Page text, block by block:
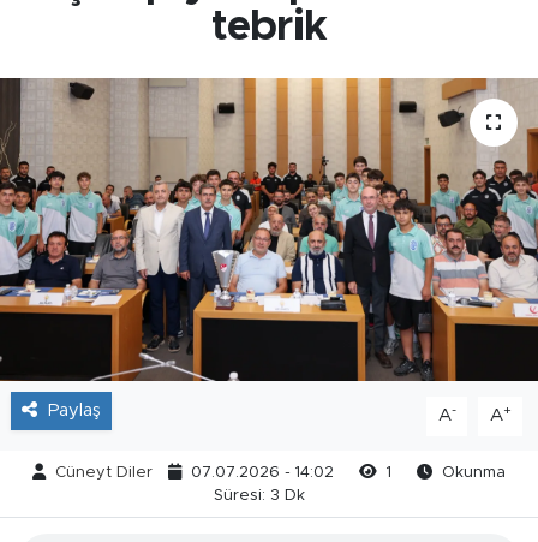
tebrik
Paylaş A- A+
Cüneyt Diler 07.07.2026 - 14:02 1
Okunma
Süresi: 3 Dk